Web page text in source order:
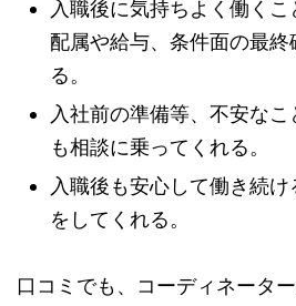
入職後に気持ちよく働くこ
配属や給与、条件面の最
る。
入社前の準備等、不安な
も相談に乗ってくれる。
入職後も安心して働き続け
をしてくれる。
口コミでも、コーディネータ